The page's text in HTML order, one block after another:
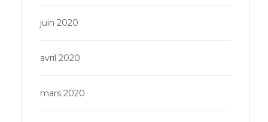
juin 2020
avril 2020
mars 2020